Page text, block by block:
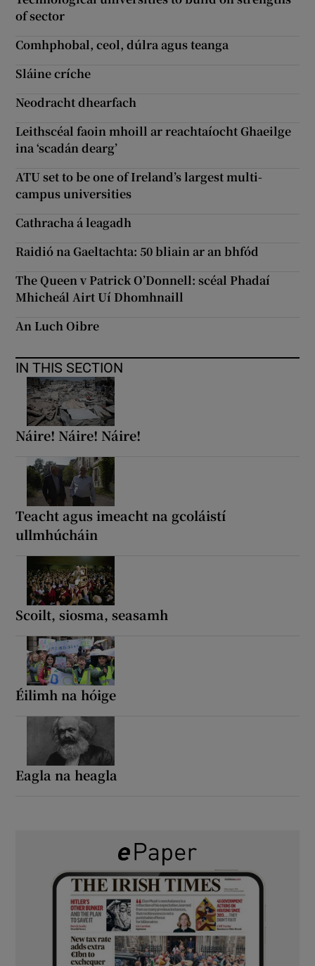
of sector
Comhphobal, ceol, dúlra agus teanga
Sláine críche
Neodracht dhearfach
Leithscéal faoin mhoill ar reachtaíocht Ghaeilge
ina ‘scadán dearg’
ATU set to be one of Ireland’s largest multi-
campus universities
Cathracha á leagadh
Raidió na Gaeltachta: 50 bliain ar an bhfód
The Queen v Patrick O’Donnell: scéal Phadaí
Mhicheál Airt Uí Dhomhnaill
An Luch Oibre
IN THIS SECTION
Náire! Náire! Náire!
Teacht agus imeacht na gcoláistí
ullmhúcháin
Scoilt, siosma, seasamh
Éilimh na hóige
Eagla na heagla